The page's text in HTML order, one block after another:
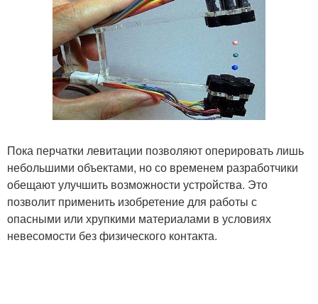
Пока перчатки левитации позволяют оперировать лишь
небольшими объектами, но со временем разработчики
обещают улучшить возможности устройства. Это
позволит применить изобретение для работы с
опасными или хрупкими материалами в условиях
невесомости без физического контакта.